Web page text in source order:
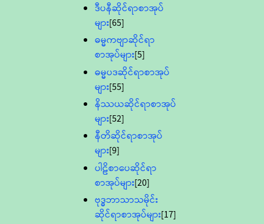
ဒီပနီဆိုင်ရာစာအုပ်
များ[65]
ဓမ္မကဗျာဆိုင်ရာ
စာအုပ်များ[5]
ဓမ္မပဒဆိုင်ရာစာအုပ်
များ[55]
နိဿယဆိုင်ရာစာအုပ်
များ[52]
နီတိဆိုင်ရာစာအုပ်
များ[9]
ပါဠိစာပေဆိုင်ရာ
စာအုပ်များ[20]
ဗုဒ္ဓဘာသာသမိုင်း
ဆိုင်ရာစာအုပ်များ[17]